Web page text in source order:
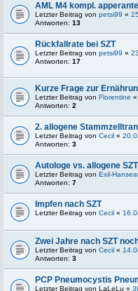
AML M4 kompl.
Letzter Beitrag von petsi99 «
Antworten: 13
Rückfallrate bei SZT
Letzter Beitrag von petsi99 «
Antworten: 17
Kurze Frage zur
Letzter Beitrag von Florentine «
Antworten: 2
2. allogene
Letzter Beitrag von Cecil «
Antworten: 3
Autologe vs. allogene SZT
Letzter Beitrag von Exil-
Antworten: 7
Impfen nach SZT
Letzter Beitrag von Cecil «
Zwei Jahre nach SZT
Letzter Beitrag von Cecil «
Antworten: 3
PCP Pneumocystis
Letzter Beitrag von LaLeLu «